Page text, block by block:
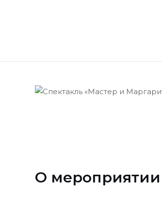
О мероприятии